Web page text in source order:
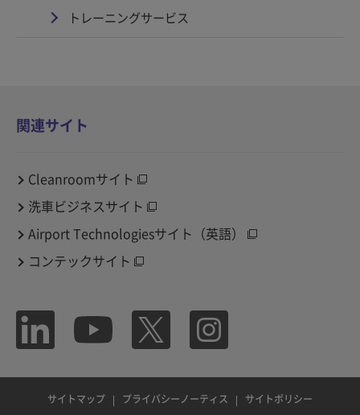
トレーニングサービス
関連サイト
Cleanroomサイト
洗車ビジネスサイト
Airport Technologiesサイト（英語）
コンテックサイト
サイトマップ プライバシーノーティス サイトポリシー